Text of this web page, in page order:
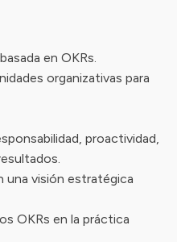
en OKRs.
organizativas para
proactividad,
una visión estratégica
OKRs en la práctica